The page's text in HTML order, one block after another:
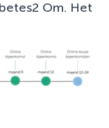
Om. Het